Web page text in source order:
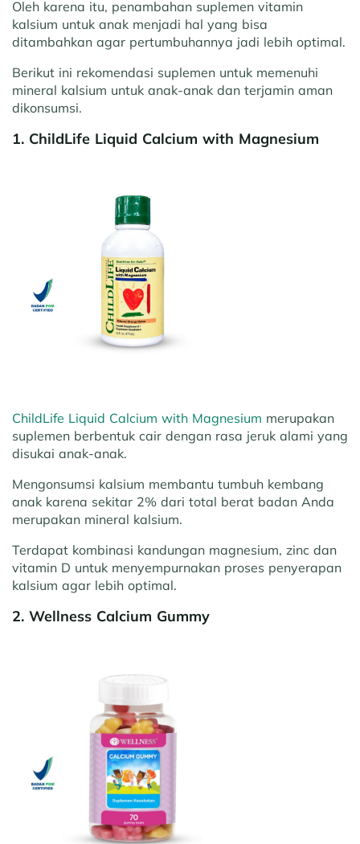
Oleh karena itu, penambahan suplemen vitamin
kalsium untuk anak menjadi hal yang bisa
ditambahkan agar pertumbuhannya jadi lebih optimal.
Berikut ini rekomendasi suplemen untuk memenuhi
mineral kalsium untuk anak-anak dan terjamin aman
dikonsumsi.
1. ChildLife Liquid Calcium with Magnesium
ChildLife Liquid Calcium with Magnesium merupakan
suplemen berbentuk cair dengan rasa jeruk alami yang
disukai anak-anak.
Mengonsumsi kalsium membantu tumbuh kembang
anak karena sekitar 2% dari total berat badan Anda
merupakan mineral kalsium.
Terdapat kombinasi kandungan magnesium, zinc dan
vitamin D untuk menyempurnakan proses penyerapan
kalsium agar lebih optimal.
2. Wellness Calcium Gummy